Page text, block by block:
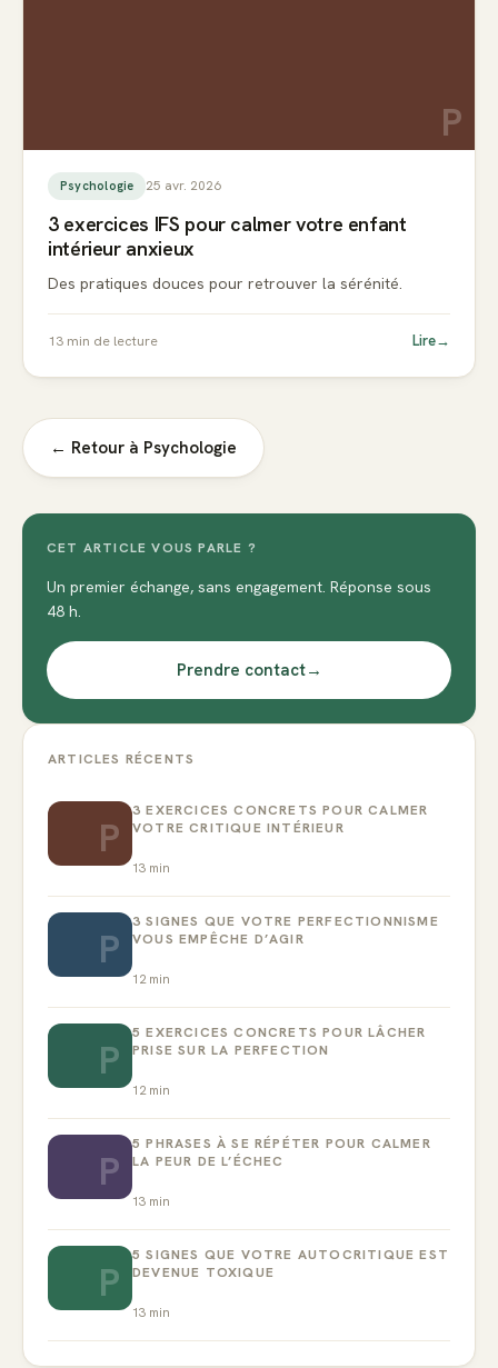
P
Psychologie 25 avr. 2026
3 exercices IFS pour calmer votre enfant
intérieur anxieux
Des pratiques douces pour retrouver la sérénité.
13 min de lecture Lire→
← Retour à Psychologie
CET ARTICLE VOUS PARLE ?
Un premier échange, sans engagement. Réponse sous
48 h.
Prendre contact→
ARTICLES RÉCENTS
P
3 EXERCICES CONCRETS POUR CALMER
VOTRE CRITIQUE INTÉRIEUR
13 min
P
3 SIGNES QUE VOTRE PERFECTIONNISME
VOUS EMPÊCHE D’AGIR
12min
P
5 EXERCICES CONCRETS POUR LÂCHER
PRISE SUR LA PERFECTION
12min
P
5 PHRASES À SE RÉPÉTER POUR CALMER
LA PEUR DE L’ÉCHEC
13 min
P
5 SIGNES QUE VOTRE AUTOCRITIQUE EST
DEVENUE TOXIQUE
13 min